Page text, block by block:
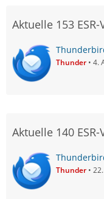
Aktuelle 153
Thunder 4.
Aktuelle 140
Thunder